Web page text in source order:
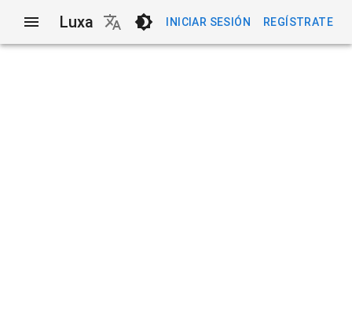
Luxa INICIAR SESIÓN REGÍSTRATE